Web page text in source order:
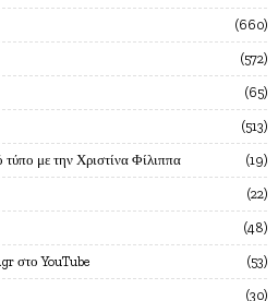
660
572
65
513
τύπο με την Χριστίνα Φίλιππα 19
22
48
στο YouTube 53
30